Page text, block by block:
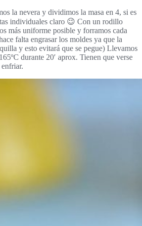
la nevera y dividimos la masa en 4, si es
individuales claro 😉 Con un rodillo
más uniforme posible y forramos cada
falta engrasar los moldes ya que la
y esto evitará que se pegue) Llevamos
durante 20′ aprox. Tienen que verse